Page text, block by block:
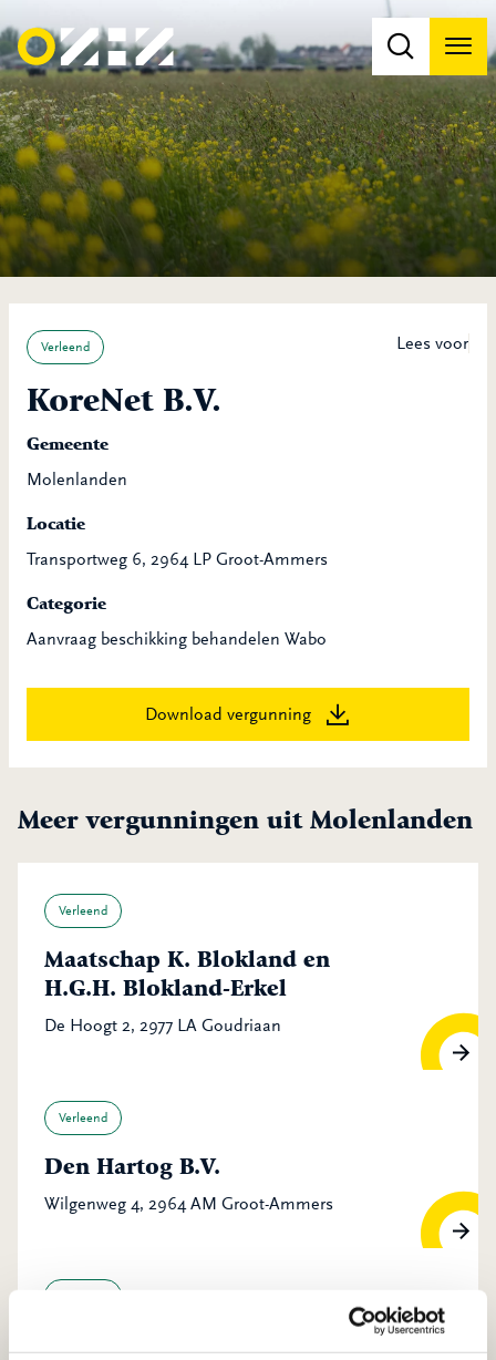
Lees voor
Verleend
KoreNet B.V.
Gemeente
Molenlanden
Locatie
Transportweg 6, 2964 LP Groot-Ammers
Categorie
Aanvraag beschikking behandelen Wabo
Download vergunning
Meer vergunningen uit Molenlanden
Verleend
Maatschap K. Blokland en
H.G.H. Blokland-Erkel
De Hoogt 2, 2977 LA Goudriaan
Verleend
Den Hartog B.V.
Wilgenweg 4, 2964 AM Groot-Ammers
Waterschap Rivierenland